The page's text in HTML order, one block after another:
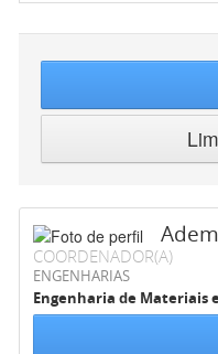
COORDENADOR(A)
ENGENHARIAS
Engenharia de Materiais